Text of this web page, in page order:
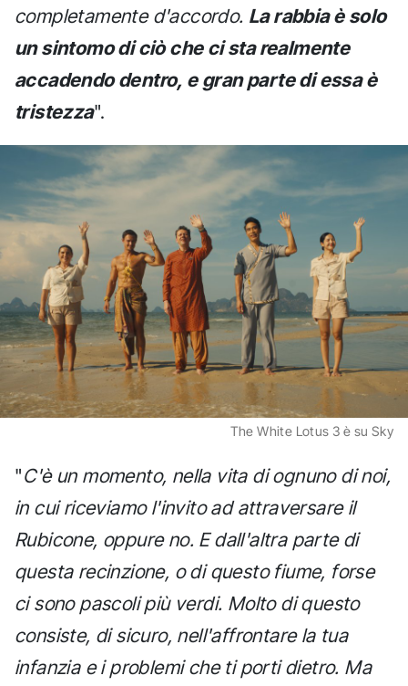
completamente d'accordo. La rabbia è solo
un sintomo di ciò che ci sta realmente
accadendo dentro, e gran parte di essa è
tristezza".
The White Lotus 3 è su Sky
"C'è un momento, nella vita di ognuno di noi,
in cui riceviamo l'invito ad attraversare il
Rubicone, oppure no. E dall'altra parte di
questa recinzione, o di questo fiume, forse
ci sono pascoli più verdi. Molto di questo
consiste, di sicuro, nell'affrontare la tua
infanzia e i problemi che ti porti dietro. Ma